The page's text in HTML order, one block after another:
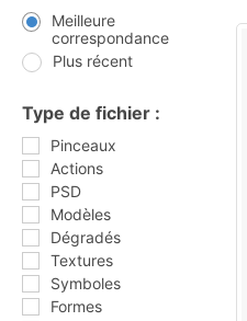
Meilleure
correspondance
Plus récent
Type de fichier :
Pinceaux
Actions
PSD
Modèles
Dégradés
Textures
Symboles
Formes